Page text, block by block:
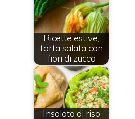
Ricette estive,
torta salata con
fiori di zucca
Insalata di riso